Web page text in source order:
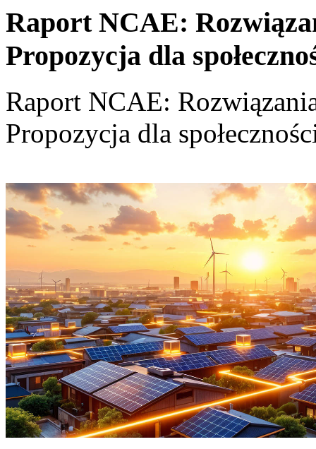
Raport NCAE:
Propozycja dla
Raport NCAE:
Propozycja dla